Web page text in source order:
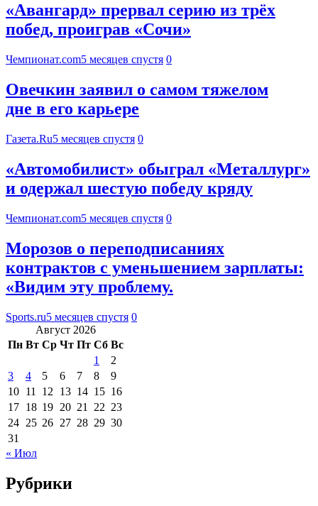
«Авангард» прервал серию из трёх
побед, проиграв «Сочи»
Чемпионат.com5 месяцев спустя 0
Овечкин заявил о самом тяжелом
дне в его карьере
Газета.Ru5 месяцев спустя 0
«Автомобилист» обыграл «Металлург»
и одержал шестую победу кряду
Чемпионат.com5 месяцев спустя 0
Морозов о переподписаниях
контрактов с уменьшением зарплаты:
«Видим эту проблему.
Sports.ru5 месяцев спустя 0
Август 2026
Пн Вт Ср Чт Пт Сб Вс
1
2
3
4 5 6 7 8
9
10 11 12 13 14 15 16
17 18 19 20 21 22 23
24 25 26 27 28 29 30
31
« Июл
Рубрики